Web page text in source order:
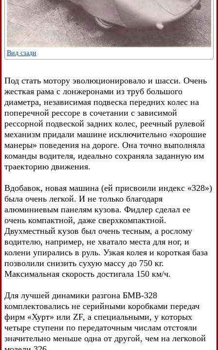
Вид сзади
Под стать мотору эволюционировало и шасси. Очень
жесткая рама с лонжеронами из труб большого
диаметра, независимая подвеска передних колес на
поперечной рессоре в сочетании с зависимой
рессорной подвеской задних колес, реечный рулевой
механизм придали машине исключительно «хорошие
манеры» поведения на дороге. Она точно выполняла
команды водителя, идеально сохраняла заданную им
траекторию движения.
Вдобавок, новая машина (ей присвоили индекс «328»)
была очень легкой. И не только благодаря
алюминиевым панелям кузова. Фидлер сделал ее
очень компактной, даже сверхкомпактной.
Двухместный кузов был очень тесным, а рослому
водителю, например, не хватало места для ног, и
колени упирались в руль. Узкая колея и короткая база
позволили снизить сухую массу до 750 кг.
Максимальная скорость достигала 150 км/ч.
Для лучшей динамики разгона БМВ-328
комплектовались не серийными коробками передач
фирм «Хурт» или ZF, а специальными, у которых
четыре ступени по передаточным числам отстояли
значительно меньше одна от другой, чем на легковой